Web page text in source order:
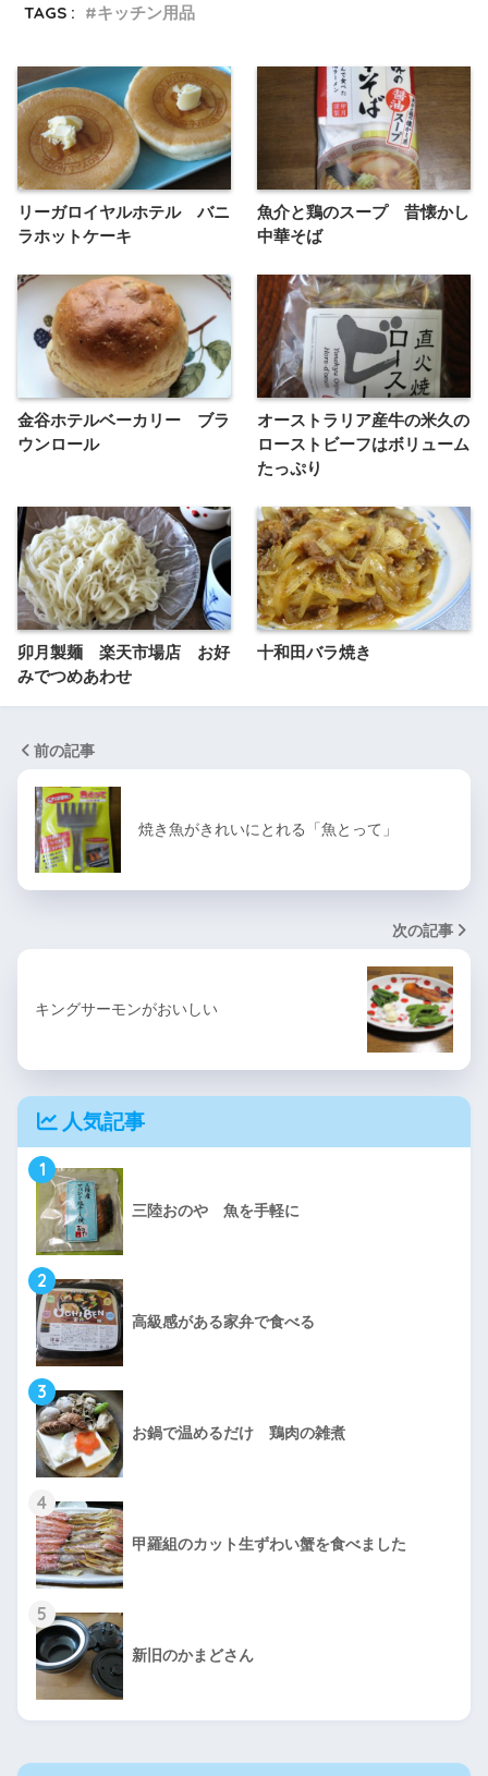
TAGS : キッチン用品
リーガロイヤルホテル バニ
ラホットケーキ
魚介と鶏のスープ 昔懐かし
中華そば
金谷ホテルベーカリー ブラ
ウンロール
オーストラリア産牛の米久の
ローストビーフはボリューム
たっぷり
卯月製麺 楽天市場店 お好
みでつめあわせ
十和田バラ焼き
前の記事
焼き魚がきれいにとれる「魚とって」
次の記事
キングサーモンがおいしい
人気記事
1
三陸おのや 魚を手軽に
2
高級感がある家弁で食べる
3
お鍋で温めるだけ 鶏肉の雑煮
4
甲羅組のカット生ずわい蟹を食べました
5
新旧のかまどさん